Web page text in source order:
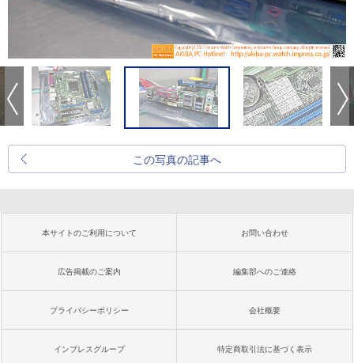
この写真の記事へ
本サイトのご利用について お問い合わせ
広告掲載のご案内 編集部へのご連絡
プライバシーポリシー 会社概要
インプレスグループ 特定商取引法に基づく表示